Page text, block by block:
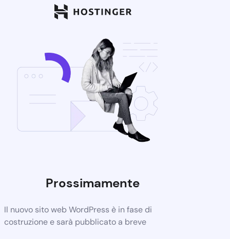
Prossimamente
Il nuovo sito web WordPress è in fase di
costruzione e sarà pubblicato a breve